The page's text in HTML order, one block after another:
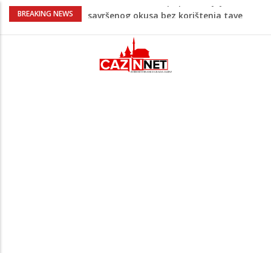
BREAKING NEWS
Stvari koje su djeca 80-ih radila bez
dopuštenje
Dječak ukrasio zlatnog retrivera
naljepnicama, njegova reakcija je hit